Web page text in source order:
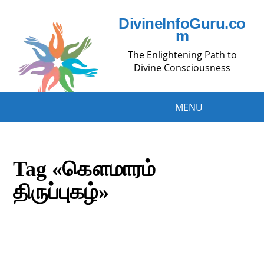
DivineInfoGuru.co
m
The Enlightening Path to
Divine Consciousness
MENU
Tag «கௌமாரம்
திருப்புகழ்»